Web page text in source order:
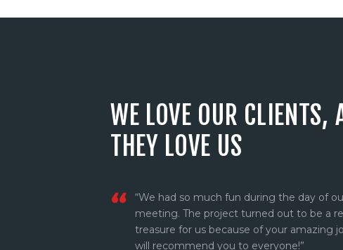
WE LOVE OUR CLIENTS,
THEY LOVE US
“We had so much fun during the day of
meeting. The project turned out to be a
treasure for us because of your amazing
will recommend you to everyone!”